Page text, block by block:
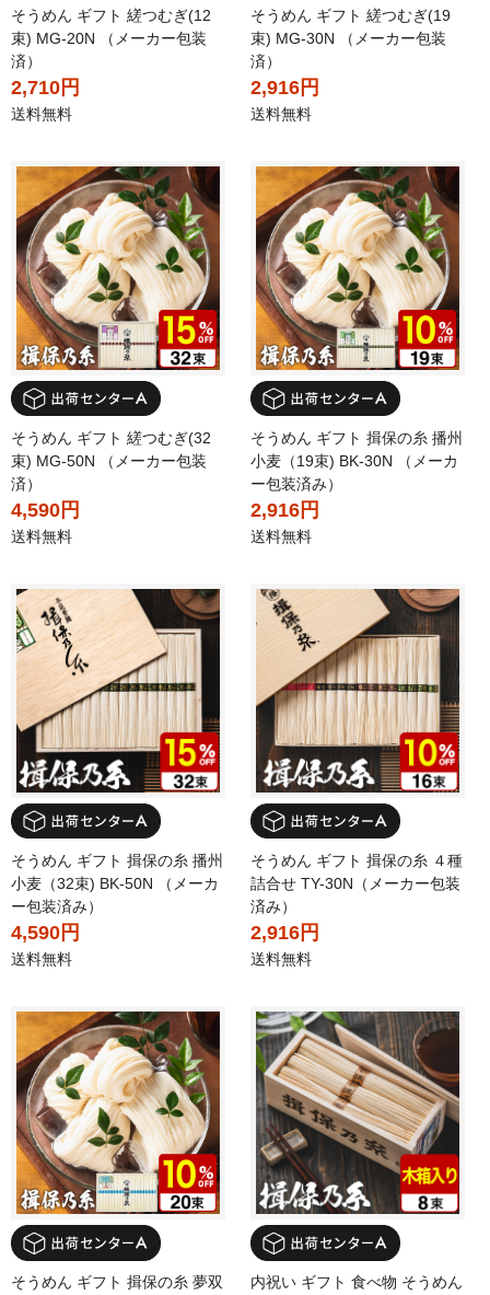
そうめん ギフト 縒つむぎ(12
束) MG-20N （メーカー包装
済）
2,710円
送料無料
そうめん ギフト 縒つむぎ(19
束) MG-30N （メーカー包装
済）
2,916円
送料無料
そうめん ギフト 縒つむぎ(32
束) MG-50N （メーカー包装
済）
4,590円
送料無料
そうめん ギフト 揖保の糸 播州
小麦（19束) BK-30N （メーカ
ー包装済み）
2,916円
送料無料
そうめん ギフト 揖保の糸 播州
小麦（32束) BK-50N （メーカ
ー包装済み）
4,590円
送料無料
そうめん ギフト 揖保の糸 ４種
詰合せ TY-30N（メーカー包装
済み）
2,916円
送料無料
そうめん ギフト 揖保の糸 夢双
内祝い ギフト 食べ物 そうめん